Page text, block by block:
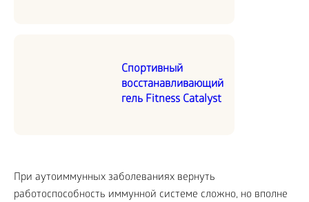
Спортивный
восстанавливающий
гель Fitness Catalyst
При аутоиммунных заболеваниях вернуть
работоспособность иммунной системе сложно, но вполне